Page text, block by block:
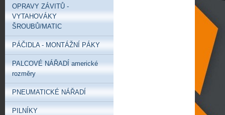
OPRAVY ZÁVITŮ -
VYTAHOVÁKY
ŠROUBŮ/MATIC
PÁČIDLA - MONTÁŽNÍ PÁKY
PALCOVÉ NÁŘADÍ americké
rozměry
PNEUMATICKÉ NÁŘADÍ
PILNÍKY